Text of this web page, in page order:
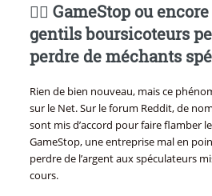
🏴‍☠️ GameStop ou
gentils boursicoteurs
perdre de méchants
Rien de bien nouveau, mais ce
sur le Net. Sur le forum Reddit, de
sont mis d’accord pour faire flamber
GameStop, une entreprise mal en
perdre de l’argent aux spéculateurs
cours.